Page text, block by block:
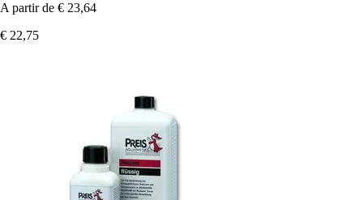
A partir de € 23,64
€ 22,75